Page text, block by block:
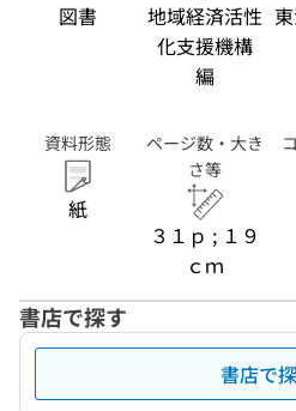
図書
地域経済活性
化支援機構
編
資料形態
紙
ページ数・大き
さ等
３１ｐ ; １９
ｃｍ
書店で探す
書店で